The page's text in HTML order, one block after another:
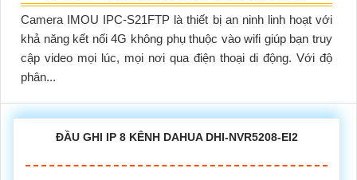
Camera IMOU IPC-S21FTP là thiết bị an ninh linh hoạt với
khả năng kết nối 4G không phụ thuộc vào wifi giúp bạn truy
cập video mọi lúc, mọi nơi qua điện thoại di động. Với độ
phân...
ĐẦU GHI IP 8 KÊNH DAHUA DHI-NVR5208-EI2